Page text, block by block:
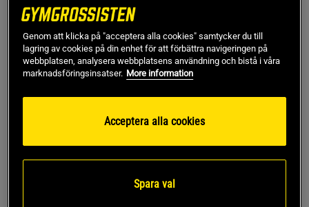
Vitamin B12 från Vitaprana med 110 kapslar är ett B12-
tillskott för dagligt bruk, utvecklat för dig som vill ha enkel
dosering och hög kvalitet. Varje kapsel innehåller 1 000
mikrogram vitamin B12 i form av metylkobalamin och
adenosylkobalamin – två biologiskt aktiva former som
kroppen lätt kan ta upp. Det gör produkten till ett potent
B12-tillskott och ett bra val för både veganer, vegetarianer
och dig som söker B12-kapslar för daglig användning.
Det ger lättsvalda kosttillskott utan onödiga tillsatser, vilket
Genom att klicka på "acceptera alla cookies" samtycker du till
lagring av cookies på din enhet för att förbättra navigeringen på
webbplatsen, analysera webbplatsens användning och bistå i våra
marknadsföringsinsatser. More information
Acceptera alla cookies
Spara val